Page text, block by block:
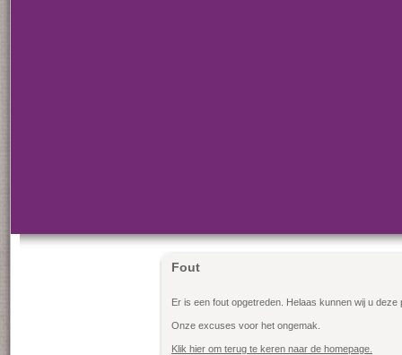
Fout
Er is een fout opgetreden. Helaas kunnen wij u deze
Onze excuses voor het ongemak.
Klik hier om terug te keren naar de homepage.